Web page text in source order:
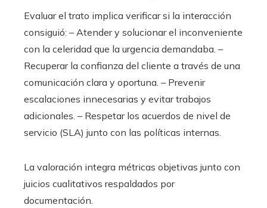
Evaluar el trato implica verificar si la interacción
consiguió: – Atender y solucionar el inconveniente
con la celeridad que la urgencia demandaba. –
Recuperar la confianza del cliente a través de una
comunicación clara y oportuna. – Prevenir
escalaciones innecesarias y evitar trabajos
adicionales. – Respetar los acuerdos de nivel de
servicio (SLA) junto con las políticas internas.
La valoración integra métricas objetivas junto con
juicios cualitativos respaldados por
documentación.